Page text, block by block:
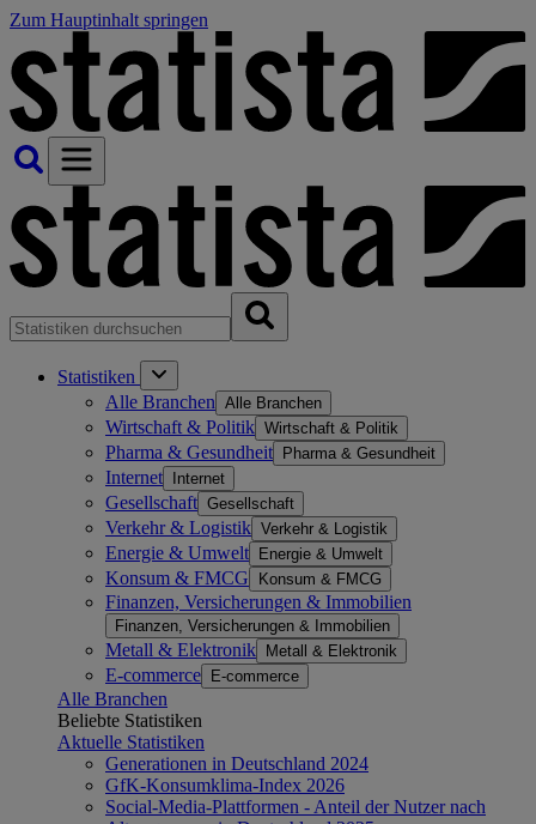
Zum Hauptinhalt springen
Statistiken
Alle Branchen Alle Branchen
Wirtschaft & Politik Wirtschaft & Politik
Pharma & Gesundheit Pharma & Gesundheit
Internet Internet
Gesellschaft Gesellschaft
Verkehr & Logistik Verkehr & Logistik
Energie & Umwelt Energie & Umwelt
Konsum & FMCG Konsum & FMCG
Finanzen, Versicherungen & Immobilien
Finanzen, Versicherungen & Immobilien
Metall & Elektronik Metall & Elektronik
E-commerce E-commerce
Alle Branchen
Beliebte Statistiken
Aktuelle Statistiken
Generationen in Deutschland 2024
GfK-Konsumklima-Index 2026
Social-Media-Plattformen - Anteil der Nutzer nach